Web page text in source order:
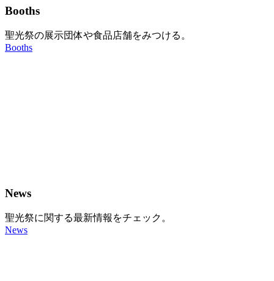
Booths
聖光祭の展示団体や食品店舗をみつける。
Booths
News
聖光祭に関する最新情報をチェック。
News